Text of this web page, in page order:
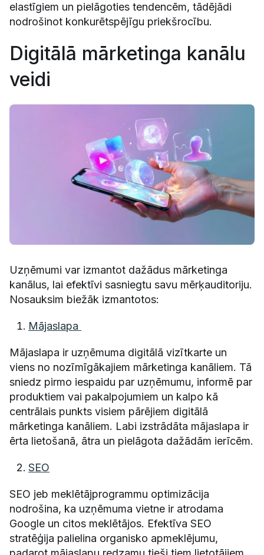
elastīgiem un pielāgoties tendencēm, tādējādi
nodrošinot konkurētspējīgu priekšrocību.
Digitālā mārketinga kanālu
veidi
Uzņēmumi var izmantot dažādus mārketinga
kanālus, lai efektīvi sasniegtu savu mērķauditoriju.
Nosauksim biežāk izmantotos:
Mājaslapa
Mājaslapa ir uzņēmuma digitālā vizītkarte un
viens no nozīmīgākajiem mārketinga kanāliem. Tā
sniedz pirmo iespaidu par uzņēmumu, informē par
produktiem vai pakalpojumiem un kalpo kā
centrālais punkts visiem pārējiem digitālā
mārketinga kanāliem. Labi izstrādāta mājaslapa ir
ērta lietošanā, ātra un pielāgota dažādām ierīcēm.
SEO
SEO jeb meklētājprogrammu optimizācija
nodrošina, ka uzņēmuma vietne ir atrodama
Google un citos meklētājos. Efektīva SEO
stratēģija palielina organisko apmeklējumu,